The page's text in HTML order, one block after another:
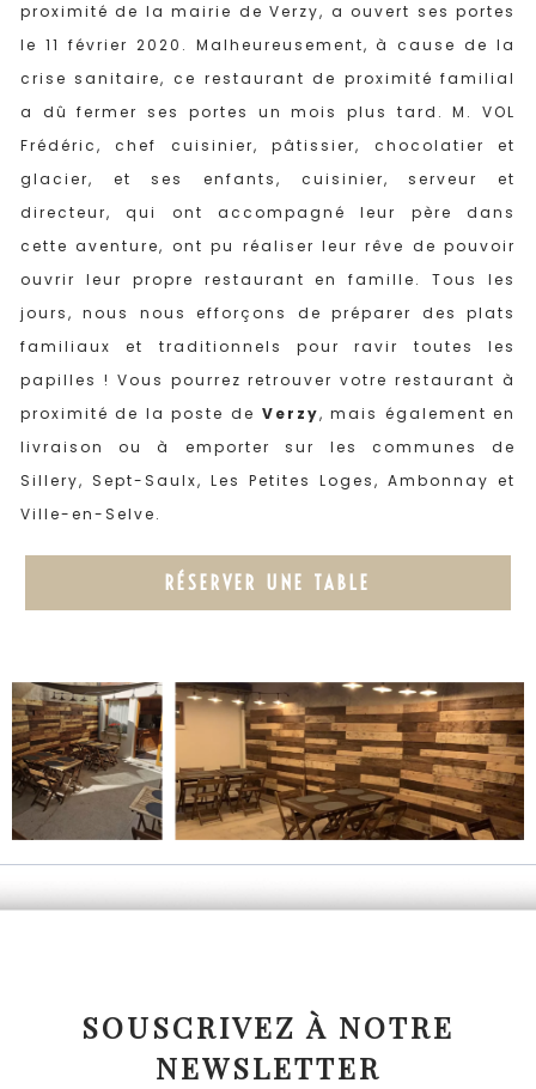
proximité de la mairie de Verzy, a ouvert ses portes
le 11 février 2020. Malheureusement, à cause de la
crise sanitaire, ce restaurant de proximité familial
a dû fermer ses portes un mois plus tard. M. VOL
Frédéric, chef cuisinier, pâtissier, chocolatier et
glacier, et ses enfants, cuisinier, serveur et
directeur, qui ont accompagné leur père dans
cette aventure, ont pu réaliser leur rêve de pouvoir
ouvrir leur propre restaurant en famille. Tous les
jours, nous nous efforçons de préparer des plats
familiaux et traditionnels pour ravir toutes les
papilles ! Vous pourrez retrouver votre restaurant à
proximité de la poste de Verzy, mais également en
livraison ou à emporter sur les communes de
Sillery, Sept-Saulx, Les Petites Loges, Ambonnay et
Ville-en-Selve.
RÉSERVER UNE TABLE
SOUSCRIVEZ À NOTRE
NEWSLETTER